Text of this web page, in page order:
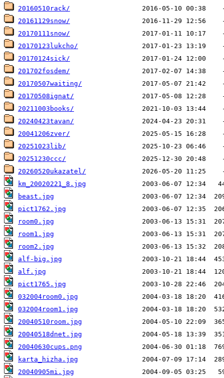
20160510rack/
20161129snow/
20170111snow/
20170123lukcho/
20170124sick/
201702fosdem/
20170507waiting/
20170508ignat/
20211003books/
20240423tavan/
20041206zver/
20251023lib/
20251230ccc/
20260520ukazatel/
km_20020221_8.jpg
beast.jpg
pict1762.jpg
room0.jpg
room1.jpg
room2.jpg
alf-big.jpg
alf.jpg
pict1765.jpg
032004room0.jpg
032004room1.jpg
20040510room.jpg
20040518dnet.jpg
20040630cups.png
karta_hizha.jpg
20040905mi.jpg